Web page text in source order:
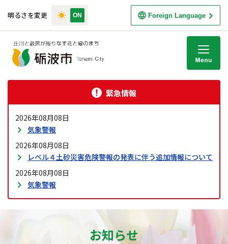
明るさを変更 Foreign Language
緊急情報
2026年08月08日
気象警報
2026年08月08日
レベル４土砂災害危険警報の発表に伴う追加情報について
2026年08月08日
気象警報
お知らせ